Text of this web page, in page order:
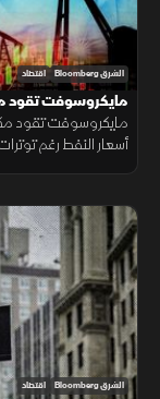
الشرق Bloomberg اقتصاد
مايكروسوفت تقود
أسعار النفط رغم
الشرق Bloomberg اقتصاد